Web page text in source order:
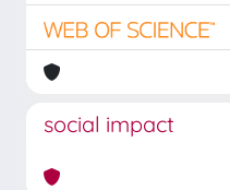
social impact